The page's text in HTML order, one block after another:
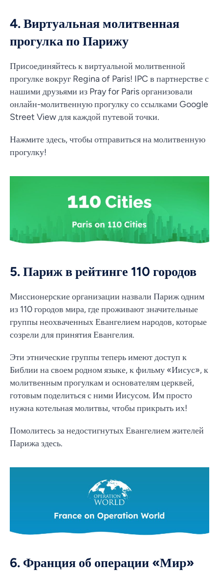
4. Виртуальная молитвенная
прогулка по Парижу
Присоединяйтесь к виртуальной молитвенной
прогулке вокруг Regina of Paris! IPC в партнерстве с
нашими друзьями из Pray for Paris организовали
онлайн-молитвенную прогулку со ссылками Google
Street View для каждой путевой точки.
Нажмите здесь, чтобы отправиться на молитвенную
прогулку!
5. Париж в рейтинге 110 городов
Миссионерские организации назвали Париж одним
из 110 городов мира, где проживают значительные
группы неохваченных Евангелием народов, которые
созрели для принятия Евангелия.
Эти этнические группы теперь имеют доступ к
Библии на своем родном языке, к фильму «Иисус», к
молитвенным прогулкам и основателям церквей,
готовым поделиться с ними Иисусом. Им просто
нужна котельная молитвы, чтобы прикрыть их!
Помолитесь за недостигнутых Евангелием жителей
Парижа здесь.
6. Франция об операции «Мир»